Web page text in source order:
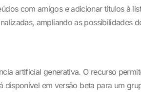
com amigos e adicionar títulos à
ampliando as possibilidades
artificial generativa. O recurso
disponível em versão beta para um